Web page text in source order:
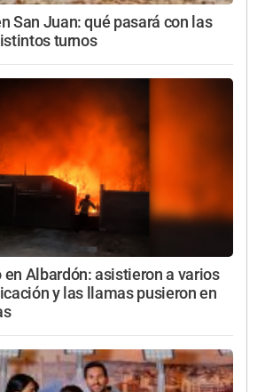
San Juan: qué pasará con las
turnos
Albardón: asistieron a varios
y las llamas pusieron en